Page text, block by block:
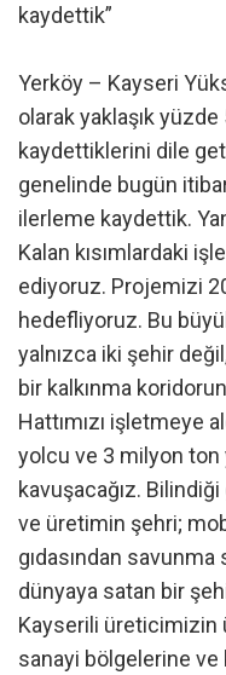
kaydettik”
Yerköy – Kayseri
olarak yaklaşık
kaydettiklerini dile
genelinde bugün
ilerleme kaydettik.
Kalan kısımlardaki
ediyoruz. Projemizi
hedefliyoruz. Bu
yalnızca iki şehir
bir kalkınma
Hattımızı işletmeye
yolcu ve 3 milyon ton
kavuşacağız.
ve üretimin şehri;
gıdasından
dünyaya satan bir
Kayserili üreticimizin
sanayi bölgelerine ve